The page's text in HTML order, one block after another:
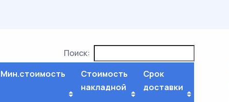
Поиск:
Мин.стоимость
Стоимость
накладной
Срок
доставки